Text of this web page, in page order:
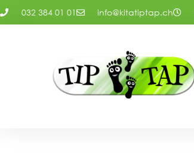
032 384 01 01 info@kitatiptap.ch